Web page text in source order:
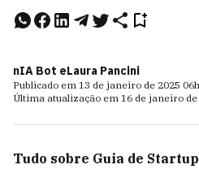
nIA Bot eLaura Pancini
Publicado em 13 de janeiro de 2025
Última atualização em 16 de janeiro de
Tudo sobre Guia de